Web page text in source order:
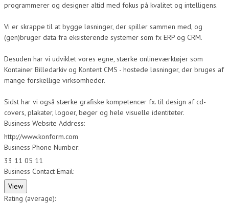
programmerer og designer altid med fokus på kvalitet og intelligens.
Vi er skrappe til at bygge løsninger, der spiller sammen med, og
(gen)bruger data fra eksisterende systemer som fx ERP og CRM.
Desuden har vi udviklet vores egne, stærke onlineværktøjer som
Kontainer Billedarkiv og Kontent CMS - hostede løsninger, der bruges af
mange forskellige virksomheder.
Sidst har vi også stærke grafiske kompetencer fx. til design af cd-
covers, plakater, logoer, bøger og hele visuelle identiteter.
Business Website Address:
http://www.konform.com
Business Phone Number:
33 11 05 11
Business Contact Email:
Rating (average):